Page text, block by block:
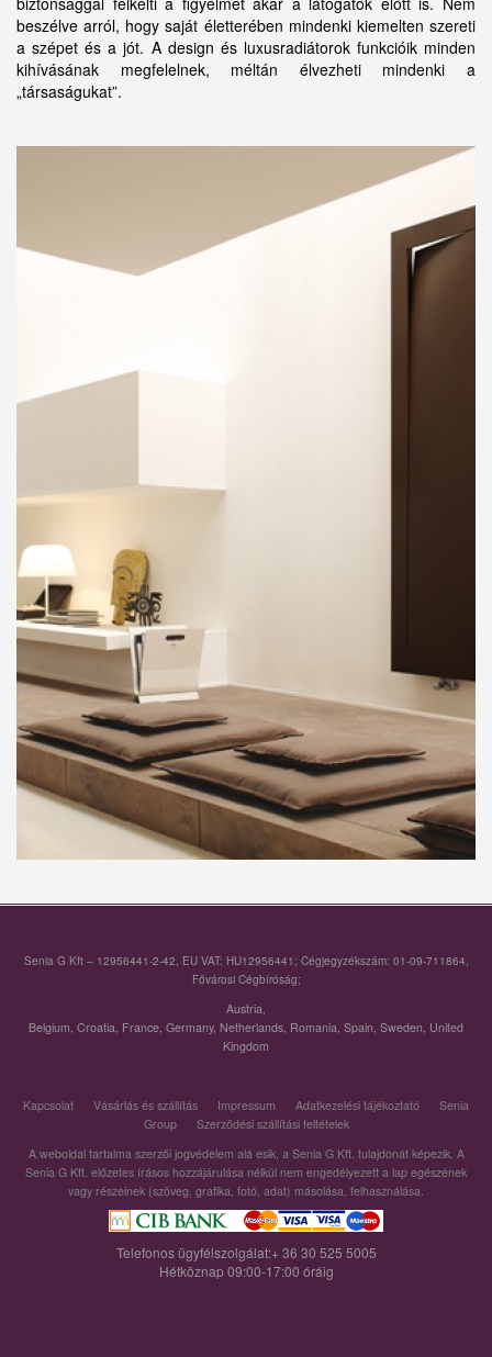
beszélve arról, hogy saját életterében mindenki kiemelten szereti
a szépet és a jót. A design és luxusradiátorok funkcióik minden
kihívásának megfelelnek, méltán élvezheti mindenki a
„társaságukat”.
Senia G Kft – 12956441-2-42, EU VAT: HU12956441; Cégjegyzékszám: 01-09-711864,
Fővárosi Cégbíróság;
Austria,
Belgium, Croatia, France, Germany, Netherlands, Romania, Spain, Sweden, United
Kingdom
Kapcsolat Vásárlás és szállítás Impressum Adatkezelési tájékoztató
Senia
Group
Szerződési szállítási feltételek
A weboldal tartalma szerzői jogvédelem alá esik, a Senia G Kft. tulajdonát képezik. A
Senia G Kft. előzetes írásos hozzájárulása nélkül nem engedélyezett a lap egészének
vagy részeinek (szöveg, grafika, fotó, adat) másolása, felhasználása.
Telefonos ügyfélszolgálat:+ 36 30 525 5005
Hétköznap 09:00-17:00 óráig